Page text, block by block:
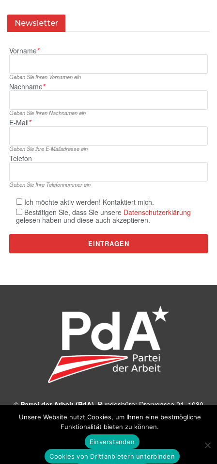
Newsletter
Vorname*
Geben Sie Ihren Vornamen ein
Nachname*
Geben Sie Ihren Nachnamen ein
E‑Mail*
Geben Sie ihre E‑Mailadresse ein
Telefon
Geben Sie Ihre Telefonnummer ein
Ich möchte aktiv werden! Kontaktiert mich.
Bestätigen Sie, dass Sie unsere Datenschutzerklärung
gelesen haben und diese auch akzeptieren.
©Partei der Arbeit (PdA), Bundesbüro: Drorygasse 21, 1030
Wien, E‑Mail:pda@parteiderarbeit.at |Impressum|
Datenschutzerklärung
Unsere Website nutzt Cookies, um Ihnen eine bestmögliche
Funktionalität bieten zu können.
Einverstanden
Cookies von Drittanbietern unterbinden